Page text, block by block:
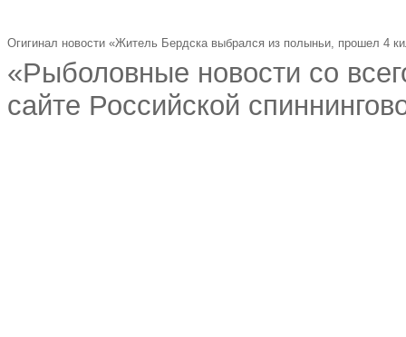
Огигинал новости «Житель Бердска выбрался из полыньи, прошел 4
«Рыболовные новости со
сайте Российской